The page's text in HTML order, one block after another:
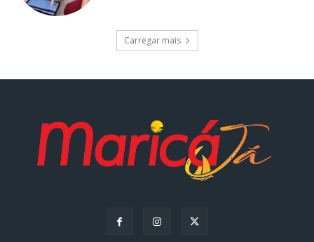
Carregar mais